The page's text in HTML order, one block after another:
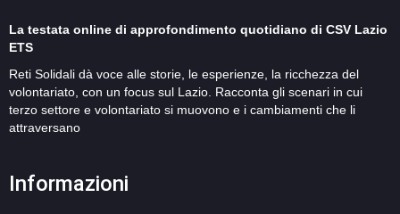
La testata online di approfondimento quotidiano di CSV Lazio
ETS
Reti Solidali dà voce alle storie, le esperienze, la ricchezza del
volontariato, con un focus sul Lazio. Racconta gli scenari in cui
terzo settore e volontariato si muovono e i cambiamenti che li
attraversano
Informazioni